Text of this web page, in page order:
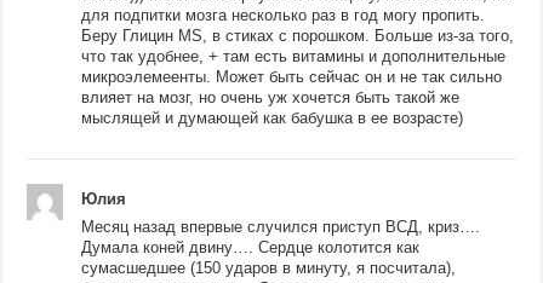
для подпитки мозга несколько раз в год могу пропить.
Беру Глицин MS, в стиках с порошком. Больше из-за того,
что так удобнее, + там есть витамины и дополнительные
микроэлемеенты. Может быть сейчас он и не так сильно
влияет на мозг, но очень уж хочется быть такой же
мыслящей и думающей как бабушка в ее возрасте)
Юлия
Месяц назад впервые случился приступ ВСД, криз….
Думала коней двину…. Сердце колотится как
сумасшедшее (150 ударов в минуту, я посчитала),